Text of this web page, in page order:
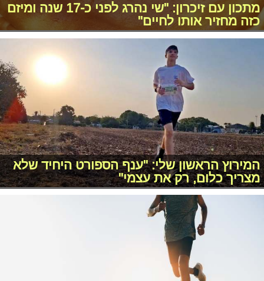
מתכון עם זיכרון: "שי נהרג לפני כ-17 שנה ומיזם
כזה מחזיר אותו לחיים"
המירוץ הראשון שלי: "ענף הספורט היחיד שלא
מצריך כלום, רק את עצמי"